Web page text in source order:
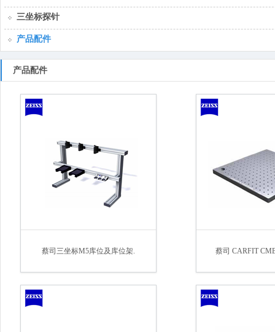
三坐标探针
产品配件
产品配件
蔡司三坐标M5库位及库位架. 蔡司 CARFIT